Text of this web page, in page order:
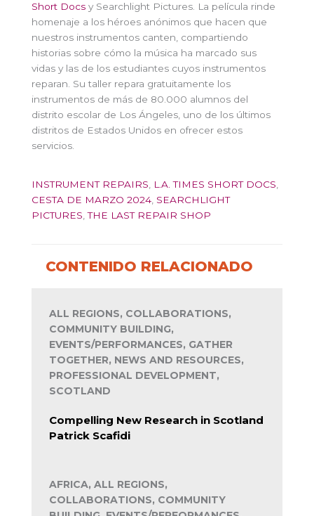
Short Docs y Searchlight Pictures. La película rinde
homenaje a los héroes anónimos que hacen que
nuestros instrumentos canten, compartiendo
historias sobre cómo la música ha marcado sus
vidas y las de los estudiantes cuyos instrumentos
reparan. Su taller repara gratuitamente los
instrumentos de más de 80.000 alumnos del
distrito escolar de Los Ángeles, uno de los últimos
distritos de Estados Unidos en ofrecer estos
servicios.
INSTRUMENT REPAIRS L.A. TIMES SHORT DOCS
CESTA DE MARZO 2024 SEARCHLIGHT
PICTURES ,THE LAST REPAIR SHOP
CONTENIDO RELACIONADO
ALL REGIONS, COLLABORATIONS,
COMMUNITY BUILDING,
EVENTS/PERFORMANCES, GATHER
TOGETHER, NEWS AND RESOURCES,
PROFESSIONAL DEVELOPMENT,
SCOTLAND
Compelling New Research in Scotland
Patrick Scafidi
AFRICA, ALL REGIONS,
COLLABORATIONS, COMMUNITY